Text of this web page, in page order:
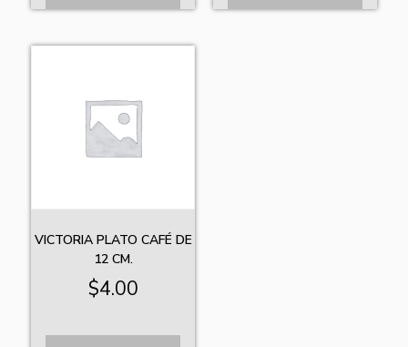
VICTORIA PLATO CAFÉ DE
12 CM.
$4.00